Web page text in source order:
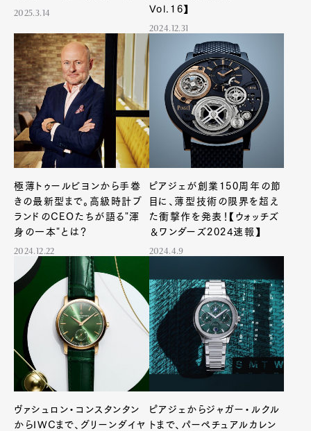
2025.3.14
Vol.16】
2024.12.31
極薄トゥールビヨンから手巻
きの最新型まで。高級時計ブ
ランドのCEOたちが語る"渾
身の一本"とは？
2024.12.22
ピアジェが創業150周年の節
目に、薄型技術の限界を超え
た衝撃作を発表！【ウォッチズ
＆ワンダーズ2024速報】
2024.4.9
ヴァシュロン・コンスタンタン
からIWCまで、グリーンダイヤ
ピアジェからジャガー・ルクル
トまで、パーペチュアルカレン